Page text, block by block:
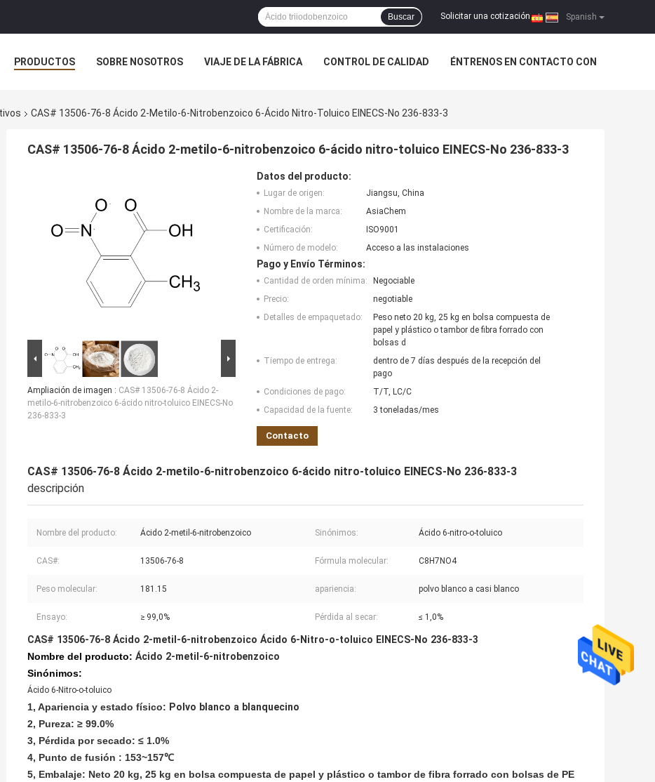
Spanish
Solicitar una cotización |
Buscar
PRODUCTOS SOBRE NOSOTROS VIAJE DE LA FÁBRICA CONTROL DE CALIDAD ÉNTRENOS EN CONTACTO CON
CAS# 13506-76-8 Ácido 2-Metilo-6-Nitrobenzoico 6-Ácido Nitro-Toluico EINECS-No 236-833-3
CAS# 13506-76-8 Ácido 2-metilo-6-nitrobenzoico 6-ácido nitro-toluico EINECS-No 236-833-3
Ampliación de imagen : CAS# 13506-76-8 Ácido 2-
metilo-6-nitrobenzoico 6-ácido nitro-toluico EINECS-No
236-833-3
Datos del producto:
Lugar de origen:
Jiangsu, China
Nombre de la marca:
AsiaChem
Certificación:
ISO9001
Número de modelo:
Acceso a las instalaciones
Pago y Envío Términos:
Cantidad de orden mínima:
Negociable
Precio:
negotiable
Detalles de empaquetado:
Peso neto 20 kg, 25 kg en bolsa compuesta de
papel y plástico o tambor de fibra forrado con
bolsas d
Tiempo de entrega:
dentro de 7 días después de la recepción del
pago
Condiciones de pago:
T/T, LC/C
Capacidad de la fuente:
3 toneladas/mes
Contacto
CAS# 13506-76-8 Ácido 2-metilo-6-nitrobenzoico 6-ácido nitro-toluico EINECS-No 236-833-3
descripción
Nombre del producto: Ácido 2-metil-6-nitrobenzoico Sinónimos: Ácido 6-nitro-o-toluico
CAS#: 13506-76-8 Fórmula molecular: C8H7NO4
Peso molecular: 181.15 apariencia: polvo blanco a casi blanco
Ensayo: ≥ 99,0% Pérdida al secar: ≤ 1,0%
CAS# 13506-76-8 Ácido 2-metil-6-nitrobenzoico Ácido 6-Nitro-o-toluico EINECS-No 236-833-3
Nombre del producto: Ácido 2-metil-6-nitrobenzoico
Sinónimos:
Ácido 6-Nitro-o-toluico
1, Apariencia y estado físico: Polvo blanco a blanquecino
2, Pureza: ≥ 99.0%
3, Pérdida por secado: ≤ 1.0%
4, Punto de fusión : 153~157℃
5, Embalaje: Neto 20 kg, 25 kg en bolsa compuesta de papel y plástico o tambor de fibra forrado con bolsas de PE